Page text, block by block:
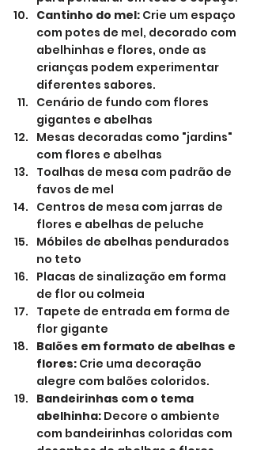
Cantinho do mel: Crie um espaço
com potes de mel, decorado com
abelhinhas e flores, onde as
crianças podem experimentar
diferentes sabores.
Cenário de fundo com flores
gigantes e abelhas
Mesas decoradas como "jardins"
com flores e abelhas
Toalhas de mesa com padrão de
favos de mel
Centros de mesa com jarras de
flores e abelhas de peluche
Móbiles de abelhas pendurados
no teto
Placas de sinalização em forma
de flor ou colmeia
Tapete de entrada em forma de
flor gigante
Balões em formato de abelhas e
flores: Crie uma decoração
alegre com balões coloridos.
Bandeirinhas com o tema
abelhinha: Decore o ambiente
com bandeirinhas coloridas com